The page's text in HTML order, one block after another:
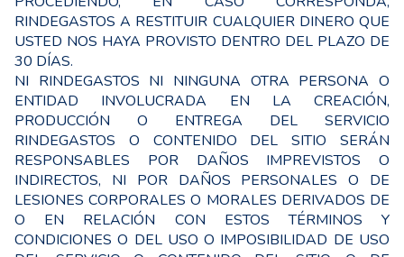
RINDEGASTOS A RESTITUIR CUALQUIER DINERO QUE
USTED NOS HAYA PROVISTO DENTRO DEL PLAZO DE
30 DÍAS.
NI RINDEGASTOS NI NINGUNA OTRA PERSONA O
ENTIDAD INVOLUCRADA EN LA CREACIÓN,
PRODUCCIÓN O ENTREGA DEL SERVICIO
RINDEGASTOS O CONTENIDO DEL SITIO SERÁN
RESPONSABLES POR DAÑOS IMPREVISTOS O
INDIRECTOS, NI POR DAÑOS PERSONALES O DE
LESIONES CORPORALES O MORALES DERIVADOS DE
O EN RELACIÓN CON ESTOS TÉRMINOS Y
CONDICIONES O DEL USO O IMPOSIBILIDAD DE USO